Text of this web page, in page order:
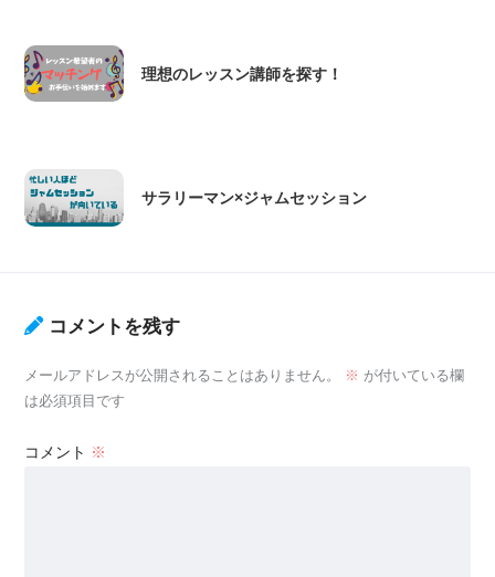
理想のレッスン講師を探す！
サラリーマン×ジャムセッション
コメントを残す
メールアドレスが公開されることはありません。 ※ が付いている欄
は必須項目です
コメント ※